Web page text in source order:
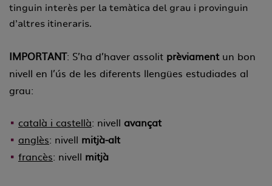
tinguin interès per la temàtica del grau i provinguin
d’altres itineraris.
IMPORTANT: S’ha d’haver assolit prèviament un bon
nivell en l’ús de les diferents llengües estudiades al
grau:
català i castellà: nivell avançat
anglès: nivell mitjà-alt
francès: nivell mitjà